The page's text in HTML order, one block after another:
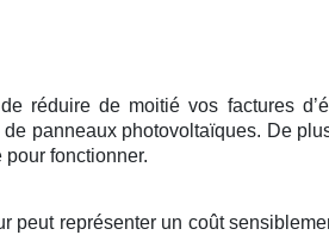
réduire de moitié vos factures
panneaux photovoltaïques. De
pour fonctionner.
peut représenter un coût